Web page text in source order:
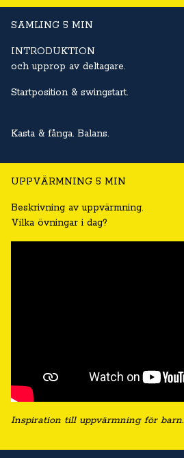
SAMLING 5 MIN
INTRODUKTION
och upprop av deltagare.
Startposition & swingstart.
Kasta & fånga. Balans.
UPPVÄRMNING 5 MIN
Beskrivning av uppvärmning.
Vilka övningar i dag?
Inspiration till uppvärmning för barn.